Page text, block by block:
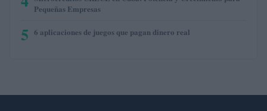
Pequeñas Empresas
5 6 aplicaciones de juegos que pagan dinero real